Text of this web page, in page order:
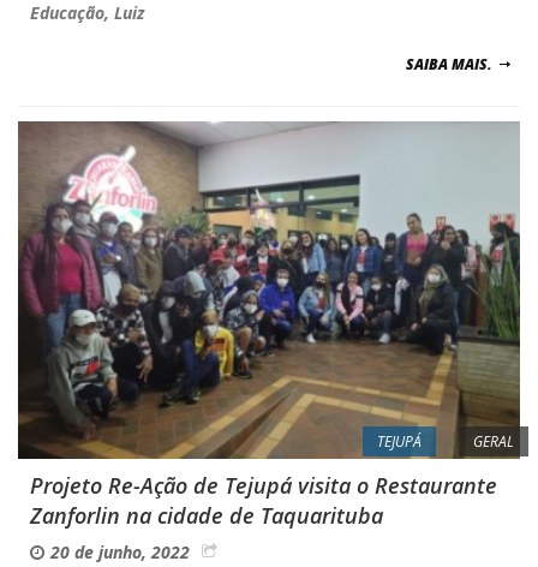
Educação, Luiz
SAIBA MAIS.
TEJUPÁ GERAL
Projeto Re-Ação de Tejupá visita o Restaurante
Zanforlin na cidade de Taquarituba
20 de junho, 2022